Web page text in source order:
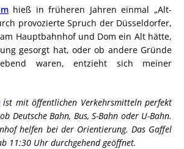
hieß in früheren Jahren einmal „Alt-
provozierte Spruch der Düsseldorfer,
Hauptbahnhof und Dom ein Alt hätte,
gesorgt hat, oder ob andere Gründe
waren, entzieht sich meiner
ist mit öffentlichen Verkehrsmitteln perfekt
Deutsche Bahn, Bus, S-Bahn oder U-Bahn.
helfen bei der Orientierung. Das Gaffel
11:30 Uhr durchgehend geöffnet.